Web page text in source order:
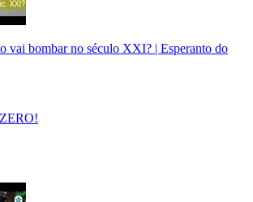
vai bombar no século XXI? | Esperanto do